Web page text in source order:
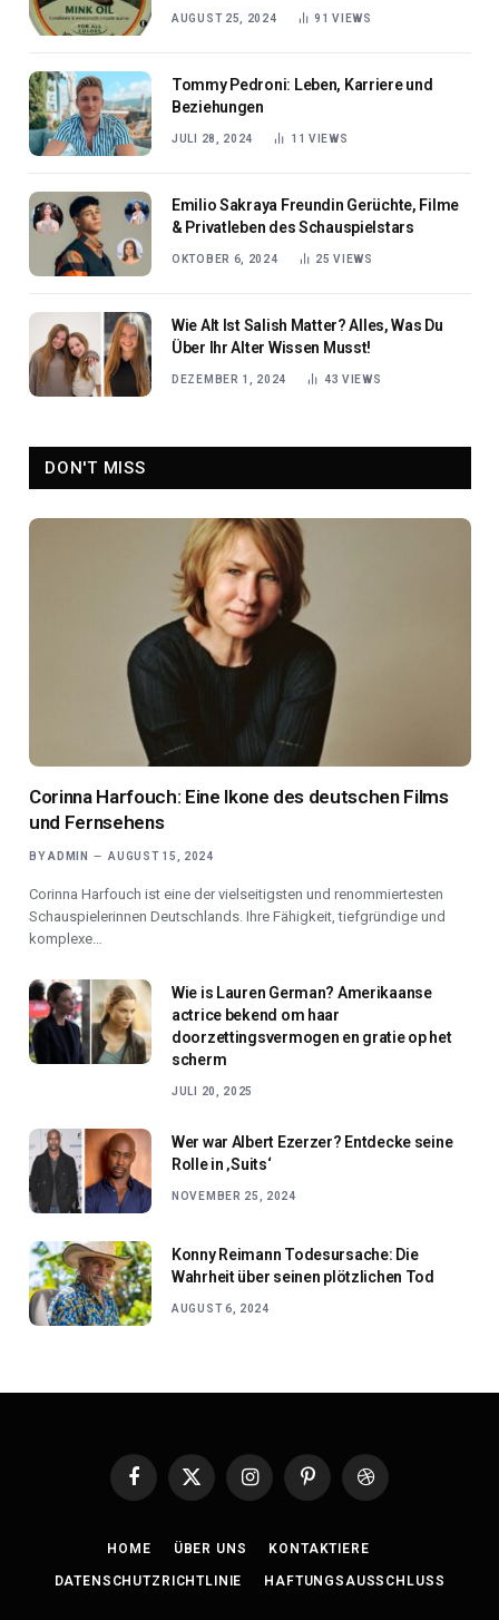
AUGUST 25, 2024 91VIEWS
Tommy Pedroni: Leben, Karriere und
Beziehungen
JULI 28, 2024 11 VIEWS
Emilio Sakraya Freundin Gerüchte, Filme
& Privatleben des Schauspielstars
OKTOBER 6, 2024 25VIEWS
Wie Alt Ist Salish Matter? Alles, Was Du
Über Ihr Alter Wissen Musst!
DEZEMBER 1, 2024 43VIEWS
DON'T MISS
Corinna Harfouch: Eine Ikone des deutschen Films
und Fernsehens
BY ADMIN AUGUST 15, 2024
Corinna Harfouch ist eine der vielseitigsten und renommiertesten
Schauspielerinnen Deutschlands. Ihre Fähigkeit, tiefgründige und
komplexe…
Wie is Lauren German? Amerikaanse
actrice bekend om haar
doorzettingsvermogen en gratie op het
scherm
JULI 20, 2025
Wer war Albert Ezerzer? Entdecke seine
Rolle in ‚Suits‘
NOVEMBER 25, 2024
Konny Reimann Todesursache: Die
Wahrheit über seinen plötzlichen Tod
AUGUST 6, 2024
Facebook
X
InstagramPinterestDribbble
HOME ÜBER UNS KONTAKTIERE
DATENSCHUTZRICHTLINIE HAFTUNGSAUSSCHLUSS